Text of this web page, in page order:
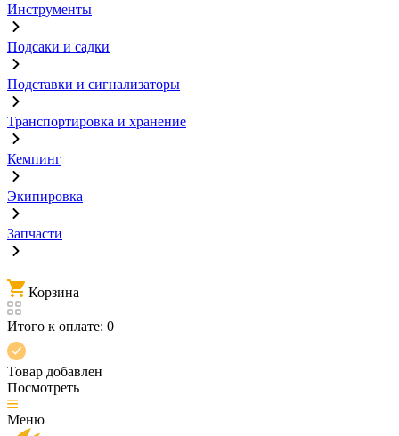
Инструменты
Подсаки и садки
Подставки и сигнализаторы
Транспортировка и хранение
Кемпинг
Экипировка
Запчасти
Корзина
Итого к оплате: 0
Товар добавлен
Посмотреть
Меню